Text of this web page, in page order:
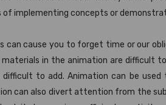
implementing concepts or
can cause you to forget time or our
materials in the animation are difficult
to add. Animation can be
can also divert attention from the